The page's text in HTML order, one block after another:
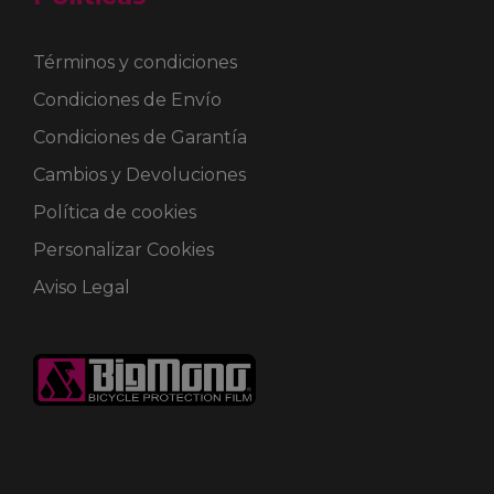
Términos y condiciones
Condiciones de Envío
Condiciones de Garantía
Cambios y Devoluciones
Política de cookies
Personalizar Cookies
Aviso Legal